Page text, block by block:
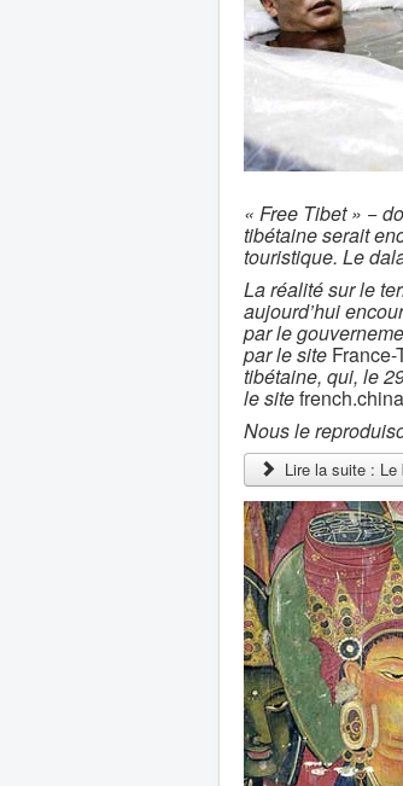
« Free Tibet » −
tibétaine serait
touristique. Le
La réalité sur le
aujourd’hui
par le
par le site France-
tibétaine, qui, le
le site
Nous le
Lire la suite : Le